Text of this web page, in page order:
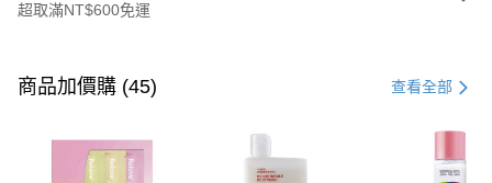
超取滿NT$600免運
信用卡一次付款
商品加價購 (45) 查看全部